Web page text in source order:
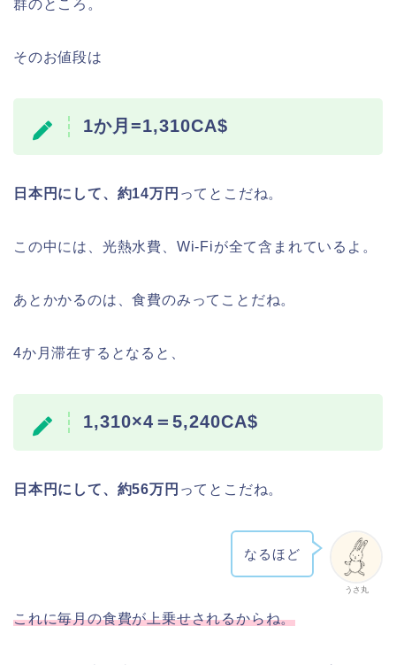
群のところ。
そのお値段は
1か月=1,310CA$
日本円にして、約14万円 ってとこだね。
この中には、光熱水費、Wi-Fiが全て含まれているよ。
あとかかるのは、食費のみってことだね。
4か月滞在するとなると、
1,310×4＝5,240CA$
日本円にして、約56万円 ってとこだね。
うさ丸
なるほど
これに毎月の食費が上乗せされるからね。